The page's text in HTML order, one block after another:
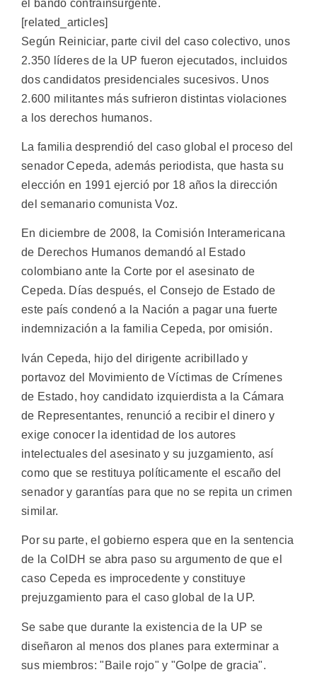
el bando contrainsurgente.
[related_articles]
Según Reiniciar, parte civil del caso colectivo, unos
2.350 líderes de la UP fueron ejecutados, incluidos
dos candidatos presidenciales sucesivos. Unos
2.600 militantes más sufrieron distintas violaciones
a los derechos humanos.
La familia desprendió del caso global el proceso del
senador Cepeda, además periodista, que hasta su
elección en 1991 ejerció por 18 años la dirección
del semanario comunista Voz.
En diciembre de 2008, la Comisión Interamericana
de Derechos Humanos demandó al Estado
colombiano ante la Corte por el asesinato de
Cepeda. Días después, el Consejo de Estado de
este país condenó a la Nación a pagar una fuerte
indemnización a la familia Cepeda, por omisión.
Iván Cepeda, hijo del dirigente acribillado y
portavoz del Movimiento de Víctimas de Crímenes
de Estado, hoy candidato izquierdista a la Cámara
de Representantes, renunció a recibir el dinero y
exige conocer la identidad de los autores
intelectuales del asesinato y su juzgamiento, así
como que se restituya políticamente el escaño del
senador y garantías para que no se repita un crimen
similar.
Por su parte, el gobierno espera que en la sentencia
de la CoIDH se abra paso su argumento de que el
caso Cepeda es improcedente y constituye
prejuzgamiento para el caso global de la UP.
Se sabe que durante la existencia de la UP se
diseñaron al menos dos planes para exterminar a
sus miembros: "Baile rojo" y "Golpe de gracia".